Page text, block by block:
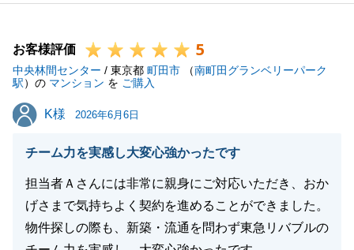
大変お忙しい中、何度も笑顔でご見学者様をお迎えく
のだと思います。
改めまして、御礼申し上げます。
また気になることがございましたら、いつでもお力に
なれればと思いますので、お気軽に担当者宛て、ご連
今後とも、よろしくお願い致します。
閉じる
お客様評価 5
中央林間センター / 東京都 町田市 （南町田グランベリーパーク
駅）の マンション を ご購入
K様
K様 2026年6月6日
チーム力を実感し大変心強かったです
担当者Ａさんには非常に親身にご対応いただき、おか
げさまで気持ちよく契約を進めることができました。
物件探しの際も、新築・流通を問わず東急リバブルの